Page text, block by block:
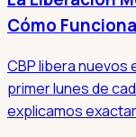
Cómo
CBP libera nuevos
primer lunes de
explicamos